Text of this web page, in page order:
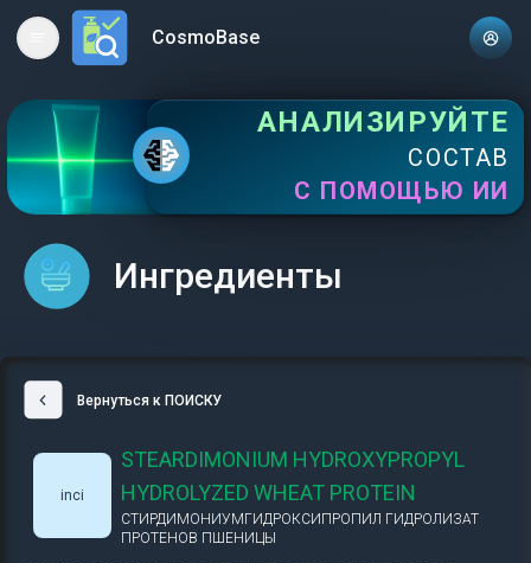
Open main menuCosmoBase
АНАЛИЗИРУЙТЕ
СОСТАВ
С ПОМОЩЬЮ ИИ
Ингредиенты
Вернуться к ПОИСКУ
inci
STEARDIMONIUM HYDROXYPROPYL
HYDROLYZED WHEAT PROTEIN
СТИРДИМОНИУМГИДРОКСИПРОПИЛ ГИДРОЛИЗАТ
ПРОТЕНОВ ПШЕНИЦЫ